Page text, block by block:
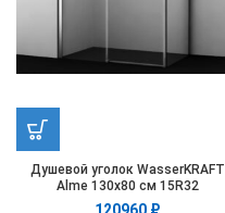
Душевой уголок WasserKRAFT
Alme 130х80 см 15R32